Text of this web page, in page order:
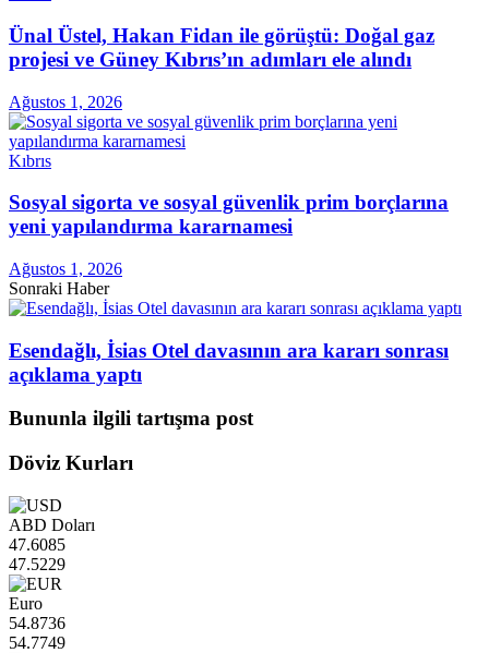
Ünal Üstel, Hakan Fidan ile görüştü: Doğal gaz
projesi ve Güney Kıbrıs’ın adımları ele alındı
Ağustos 1, 2026
Kıbrıs
Sosyal sigorta ve sosyal güvenlik prim borçlarına
yeni yapılandırma kararnamesi
Ağustos 1, 2026
Sonraki Haber
Esendağlı, İsias Otel davasının ara kararı sonrası
açıklama yaptı
Bununla ilgili tartışma post
Döviz Kurları
ABD Doları
47.6085
47.5229
Euro
54.8736
54.7749